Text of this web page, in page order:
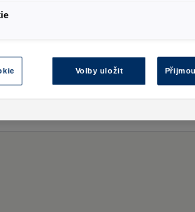
Volby uložit